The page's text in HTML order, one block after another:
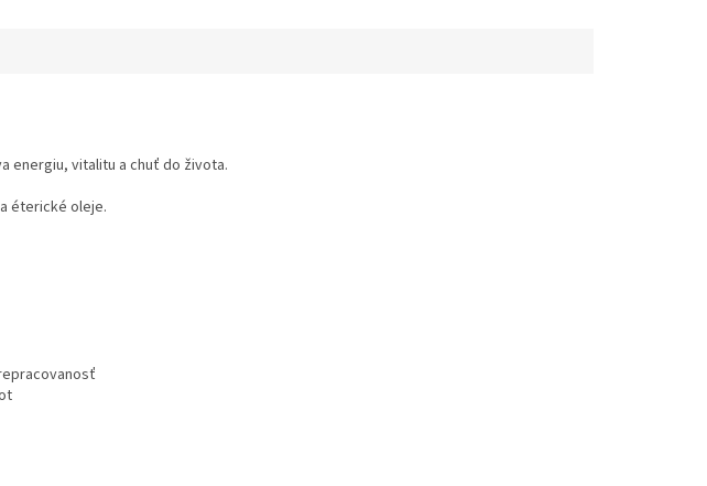
energiu, vitalitu a chuť do života.
éterické oleje.